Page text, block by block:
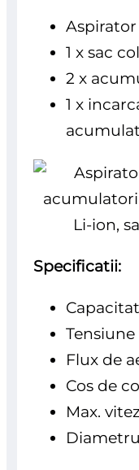
Aspirator
1 x sac
2 x
1 x
Specificatii:
Flux de
Cos de
Max.